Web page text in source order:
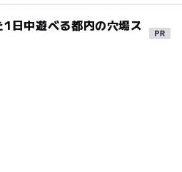
日中遊べる都内の穴場ス